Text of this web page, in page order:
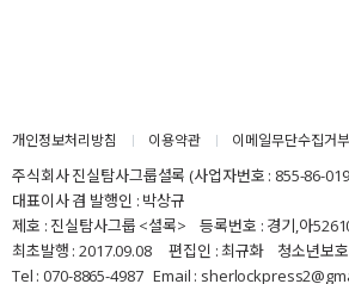
개인정보처리방침 이용약관 이메일무단수집거부
주식회사 진실탐사그룹셜록 (사업자번호 : 855-86-
대표이사 겸 발행인 : 박상규
제호 : 진실탐사그룹 <셜록> 등록번호 : 경기,아
최초발행 : 2017.09.08 편집인 : 최규화 청소년보호
Tel : 070-8865-4987 Email :